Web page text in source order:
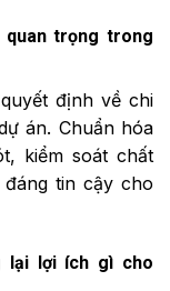
trọng trong
định về chi
án. Chuẩn hóa
kiểm soát chất
tin cậy cho
lại lợi ích gì cho